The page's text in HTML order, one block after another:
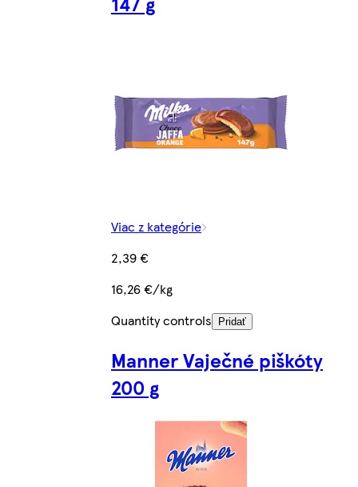
Viac z kategórie
2,39 €
16,26 €/kg
Quantity controls
Pridať
Manner Vaječné piškóty
200 g